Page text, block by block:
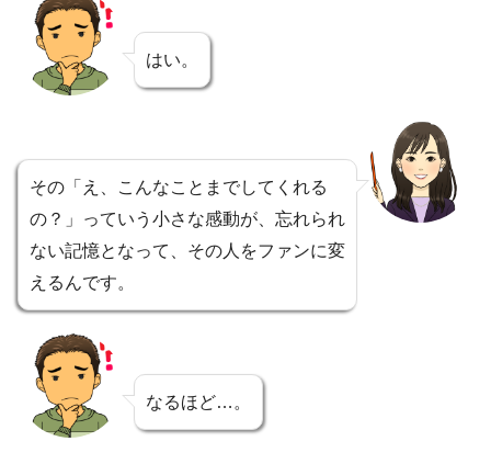
はい。
その「え、こんなことまでしてくれる
の？」っていう小さな感動が、忘れられ
ない記憶となって、その人をファンに変
えるんです。
なるほど…。